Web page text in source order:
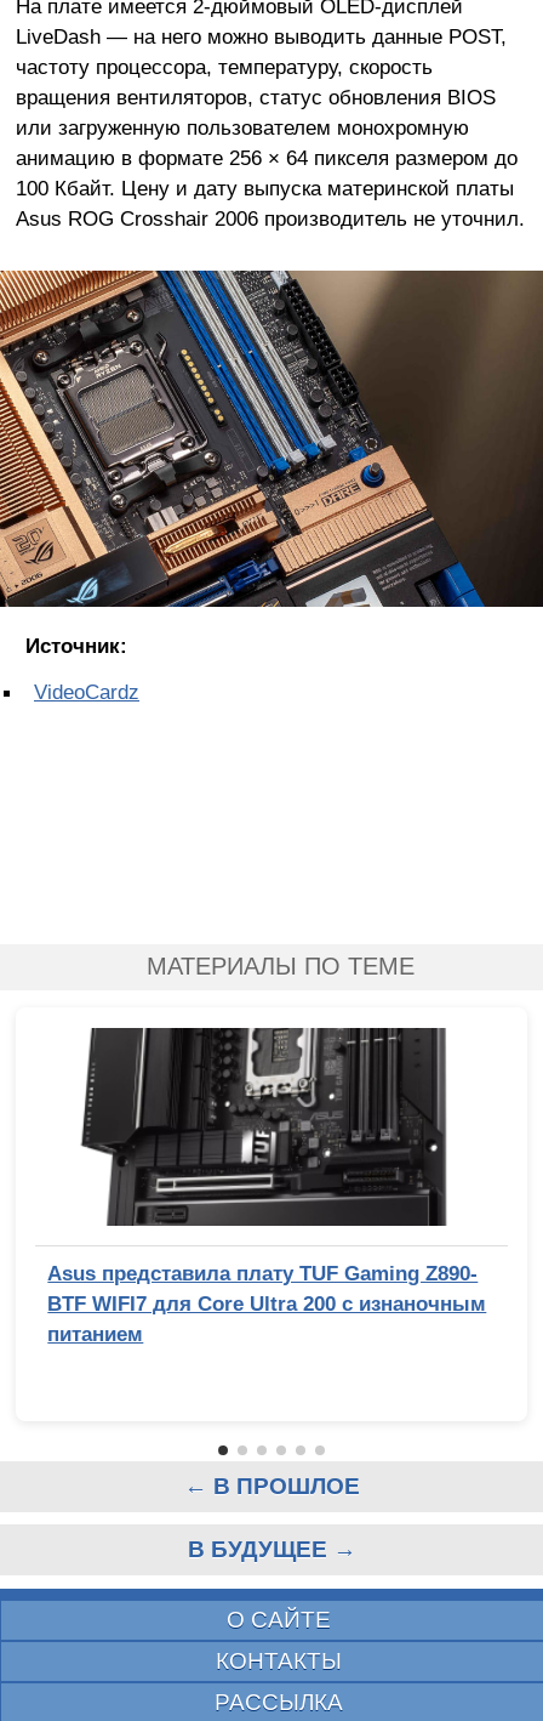
На плате имеется 2-дюймовый OLED-дисплей
LiveDash — на него можно выводить данные POST,
частоту процессора, температуру, скорость
вращения вентиляторов, статус обновления BIOS
или загруженную пользователем монохромную
анимацию в формате 256 × 64 пикселя размером до
100 Кбайт. Цену и дату выпуска материнской платы
Asus ROG Crosshair 2006 производитель не уточнил.
Источник:
VideoCardz
МАТЕРИАЛЫ ПО ТЕМЕ
Asus представила плату TUF Gaming Z890-
BTF WIFI7 для Core Ultra 200 с изнаночным
питанием
← В ПРОШЛОЕ
В БУДУЩЕЕ →
О САЙТЕ
КОНТАКТЫ
РАССЫЛКА